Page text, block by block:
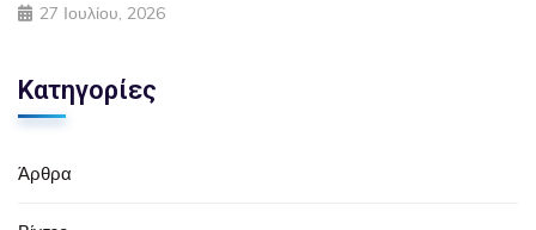
27 Ιουλίου, 2026
Κατηγορίες
Άρθρα